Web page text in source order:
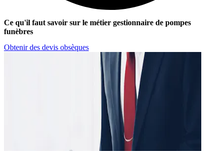
Ce qu'il faut savoir sur le métier gestionnaire de pompes
funèbres
Obtenir des devis obsèques